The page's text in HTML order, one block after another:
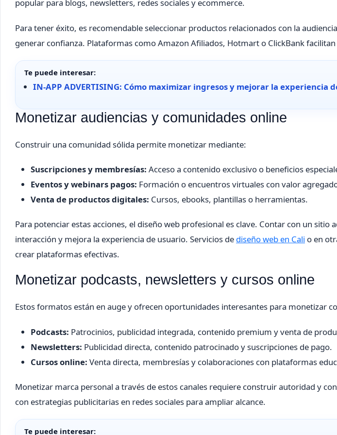
popular para blogs, newsletters, redes sociales y ecommerce.
Para tener éxito, es recomendable seleccionar productos relacionados con la
generar confianza. Plataformas como Amazon Afiliados, Hotmart o ClickBank
Te puede interesar:
IN-APP ADVERTISING: Cómo maximizar ingresos y mejorar la experiencia
Monetizar audiencias y comunidades online
Construir una comunidad sólida permite monetizar mediante:
Suscripciones y membresías: Acceso a contenido exclusivo o beneficios
Eventos y webinars pagos: Formación o encuentros virtuales con valor
Venta de productos digitales: Cursos, ebooks, plantillas o herramientas.
Para potenciar estas acciones, el diseño web profesional es clave. Contar con un sitio
interacción y mejora la experiencia de usuario. Servicios de diseño web en Cali o en
crear plataformas efectivas.
Monetizar podcasts, newsletters y cursos online
Estos formatos están en auge y ofrecen oportunidades interesantes para monetizar
Podcasts: Patrocinios, publicidad integrada, contenido premium y venta de
Newsletters: Publicidad directa, contenido patrocinado y suscripciones de pago.
Cursos online: Venta directa, membresías y colaboraciones con plataformas
Monetizar marca personal a través de estos canales requiere construir autoridad y
con estrategias publicitarias en redes sociales para ampliar alcance.
Te puede interesar: